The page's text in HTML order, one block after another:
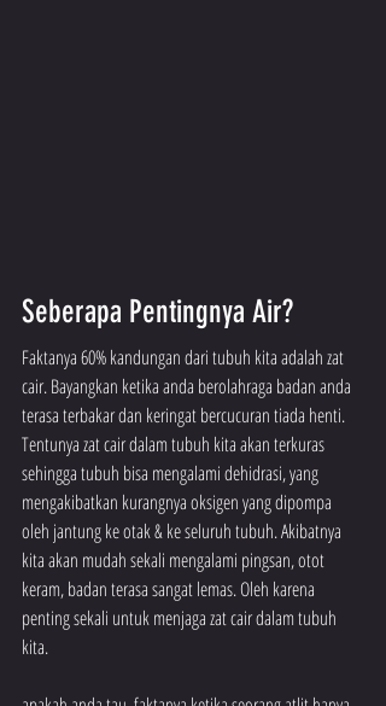
Seberapa Pentingnya Air?
Faktanya 60% kandungan dari tubuh kita adalah zat
cair. Bayangkan ketika anda berolahraga badan anda
terasa terbakar dan keringat bercucuran tiada henti.
Tentunya zat cair dalam tubuh kita akan terkuras
sehingga tubuh bisa mengalami dehidrasi, yang
mengakibatkan kurangnya oksigen yang dipompa
oleh jantung ke otak & ke seluruh tubuh. Akibatnya
kita akan mudah sekali mengalami pingsan, otot
keram, badan terasa sangat lemas. Oleh karena
penting sekali untuk menjaga zat cair dalam tubuh
kita.